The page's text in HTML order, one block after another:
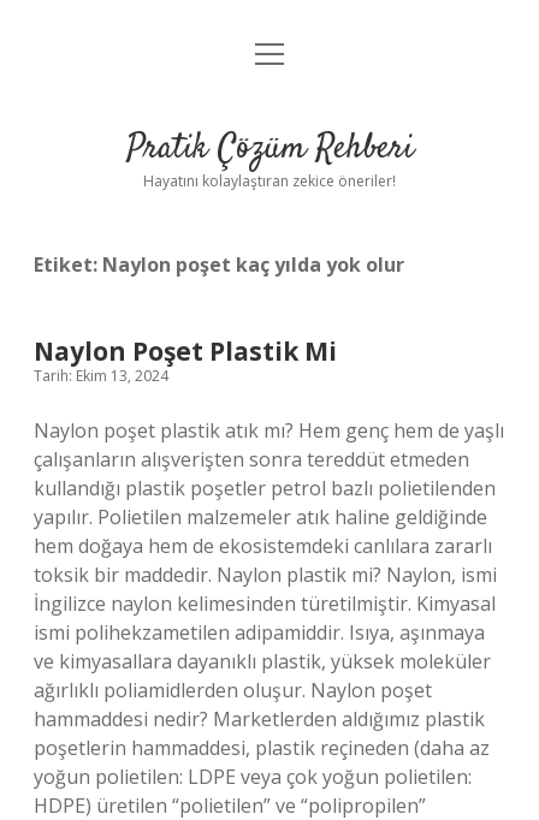
Anasayfa
Yasal Uyarı
menüyü
Pratik Çözüm Rehberi
Hayatını kolaylaştıran zekice öneriler!
Etiket: Naylon poşet kaç yılda yok olur
Naylon Poşet Plastik Mi
Tarih: Ekim 13, 2024
Naylon poşet plastik atık mı? Hem genç hem de yaşlı
çalışanların alışverişten sonra tereddüt etmeden
kullandığı plastik poşetler petrol bazlı polietilenden
yapılır. Polietilen malzemeler atık haline geldiğinde
hem doğaya hem de ekosistemdeki canlılara zararlı
toksik bir maddedir. Naylon plastik mi? Naylon, ismi
İngilizce naylon kelimesinden türetilmiştir. Kimyasal
ismi polihekzametilen adipamiddir. Isıya, aşınmaya
ve kimyasallara dayanıklı plastik, yüksek moleküler
ağırlıklı poliamidlerden oluşur. Naylon poşet
hammaddesi nedir? Marketlerden aldığımız plastik
poşetlerin hammaddesi, plastik reçineden (daha az
yoğun polietilen: LDPE veya çok yoğun polietilen:
HDPE) üretilen “polietilen” ve “polipropilen”